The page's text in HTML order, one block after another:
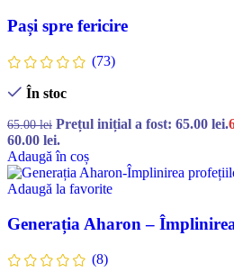
Pași spre fericire
(73)
În stoc
65.00lei Prețul inițial a fost: 65.00 lei.
60.00 lei.
Adaugă în coș
Adaugă la favorite
Generația Aharon –
(8)